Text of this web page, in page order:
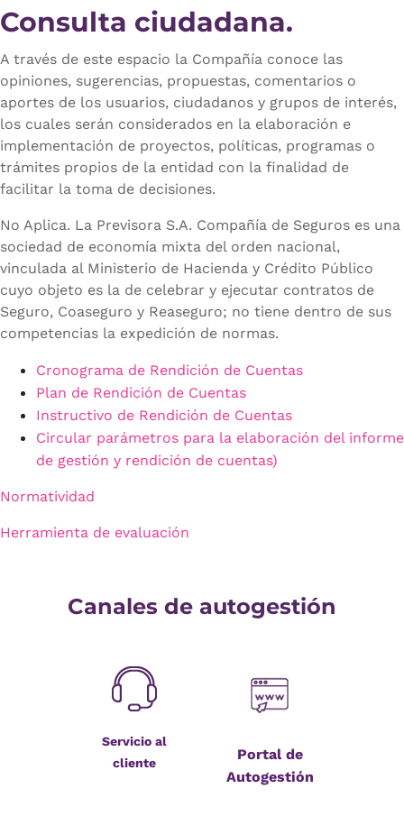
Consulta ciudadana.
A través de este espacio la Compañía conoce las
opiniones, sugerencias, propuestas, comentarios o
aportes de los usuarios, ciudadanos y grupos de interés,
los cuales serán considerados en la elaboración e
implementación de proyectos, políticas, programas o
trámites propios de la entidad con la finalidad de
facilitar la toma de decisiones.
No Aplica. La Previsora S.A. Compañía de Seguros es una
sociedad de economía mixta del orden nacional,
vinculada al Ministerio de Hacienda y Crédito Público
cuyo objeto es la de celebrar y ejecutar contratos de
Seguro, Coaseguro y Reaseguro; no tiene dentro de sus
competencias la expedición de normas.
Cronograma de Rendición de Cuentas
Plan de Rendición de Cuentas
Instructivo de Rendición de Cuentas
Circular parámetros para la elaboración del informe
de gestión y rendición de cuentas)
Normatividad
Herramienta de evaluación
Canales de autogestión
Servicio al
cliente
Portal de
Autogestión